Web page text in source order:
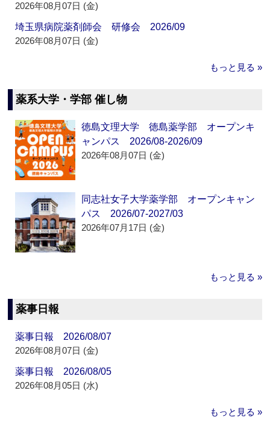
2026年08月07日 (金)
埼玉県病院薬剤師会 研修会 2026/09
2026年08月07日 (金)
もっと見る »
薬系大学・学部 催し物
徳島文理大学 徳島薬学部 オープンキ
ャンパス 2026/08-2026/09
2026年08月07日 (金)
同志社女子大学薬学部 オープンキャン
パス 2026/07-2027/03
2026年07月17日 (金)
もっと見る »
薬事日報
薬事日報 2026/08/07
2026年08月07日 (金)
薬事日報 2026/08/05
2026年08月05日 (水)
もっと見る »